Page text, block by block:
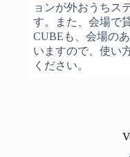
ョンが外おうちス
す。また、会場で
CUBEも、会場の
いますので、使い
ください。